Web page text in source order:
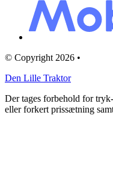
© Copyright 2026 •
Den Lille Traktor
Der tages forbehold for
eller forkert prissætning